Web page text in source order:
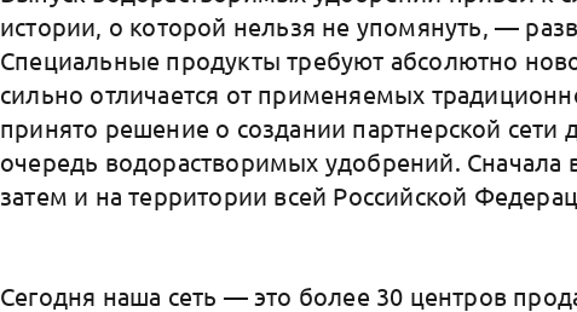
истории, о которой нельзя не упомянуть, —
Специальные продукты требуют абсолютно
сильно отличается от применяемых
принято решение о создании партнерской сети
очередь водорастворимых удобрений. Сначала
затем и на территории всей Российской
Сегодня наша сеть — это более 30 центров